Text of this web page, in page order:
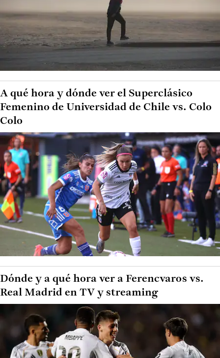
A qué hora y dónde ver el Superclásico
Femenino de Universidad de Chile vs. Colo
Colo
Dónde y a qué hora ver a Ferencvaros vs.
Real Madrid en TV y streaming